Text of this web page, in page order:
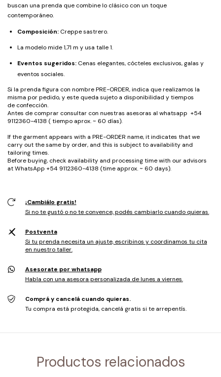
buscan una prenda que combine lo clásico con un toque
contemporáneo.
Composición: Creppe sastrero.
La modelo mide 1,71 m y usa talle 1.
Eventos sugeridos: Cenas elegantes, cócteles exclusivos, galas y
eventos sociales.
Si la prenda figura con nombre PRE-ORDER, indica que realizamos la
misma por pedido, y este queda sujeto a disponibilidad y tiempos
de confección.
Antes de comprar consultar con nuestras asesoras al whatsapp +54
9112360-4138 ( tiempo aprox. ~ 60 días).
If the garment appears with a PRE-ORDER name, it indicates that we
carry out the same by order, and this is subject to availability and
tailoring times.
Before buying, check availability and processing time with our advisors
at WhatsApp +54 9112360-4138 (time approx. ~ 60 days).
¡Cambiálo gratis!
Si no te gustó o no te convence, podés cambiarlo cuando quieras.
Postventa
Si tu prenda necesita un ajuste, escribinos y coordinamos tu cita
en nuestro taller.
Asesorate por whatsapp
Habla con una asesora personalizada de lunes a viernes.
Comprá y cancelá cuando quieras.
Tu compra está protegida, cancelá gratis si te arrepentís.
Productos relacionados